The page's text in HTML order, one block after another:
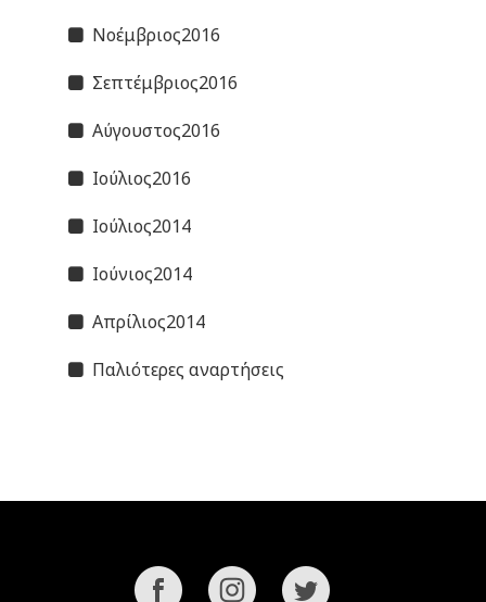
Νοέμβριος2016
Σεπτέμβριος2016
Αύγουστος2016
Ιούλιος2016
Ιούλιος2014
Ιούνιος2014
Απρίλιος2014
Παλιότερες αναρτήσεις